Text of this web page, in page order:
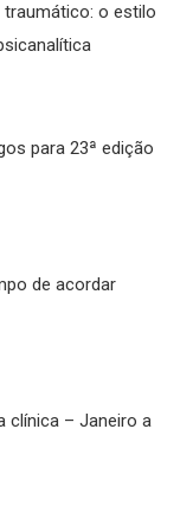
o estilo
para 23ª edição
de acordar
clínica – Janeiro a